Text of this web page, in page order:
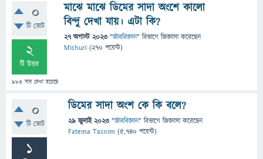
0
টি ভোট
2
টি উত্তর
983 বার দেখা হয়েছে
মাঝে মাঝে ডিমের সাদা অংশে কালো
বিন্দু দেখা যায়। এটা কি?
27 অগাস্ট 2023 "জীববিজ্ঞান" বিভাগে জিজ্ঞাসাকরেছেন
Mishuri (270 পয়েন্ট)
0
টি ভোট
1
ডিমের সাদা অংশ কে কি বলে?
29 জুলাই 2023 "জীববিজ্ঞান" বিভাগে জিজ্ঞাসাকরেছেন
Fatema Tasnim (5,740 পয়েন্ট)